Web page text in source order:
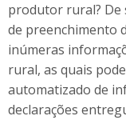
produtor rural? De
de preenchimento
inúmeras
rural, as quais
automatizado de
declarações